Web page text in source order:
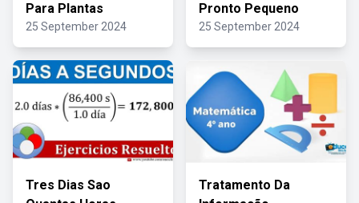
Para Plantas
25 September 2024
Pronto Pequeno
25 September 2024
Tres Dias Sao
Tratamento Da